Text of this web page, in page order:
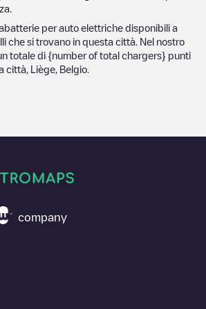
per auto elettriche disponibili a
che si trovano in questa città. Nel nostro
totale di {number of total chargers} punti
città, Liège Belgio
company